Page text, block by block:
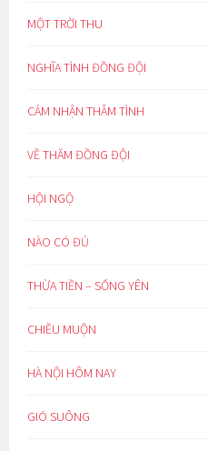
MỘT TRỜI THU
NGHĨA TÌNH ĐỒNG ĐỘI
CẢM NHẬN THÂM TÌNH
VỀ THĂM ĐỒNG ĐỘI
HỘI NGỘ
NÀO CÓ ĐỦ
THỪA TIỀN – SỐNG YÊN
CHIỀU MUỘN
HÀ NỘI HÔM NAY
GIÓ SUÔNG